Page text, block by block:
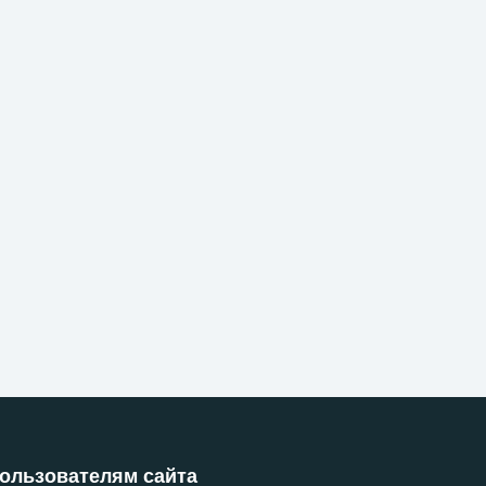
сайта